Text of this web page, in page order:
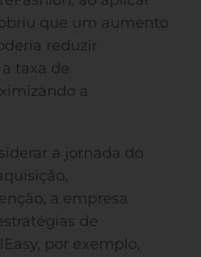
que um aumento
reduzir
taxa de
a
a jornada do
a empresa
de
por exemplo,